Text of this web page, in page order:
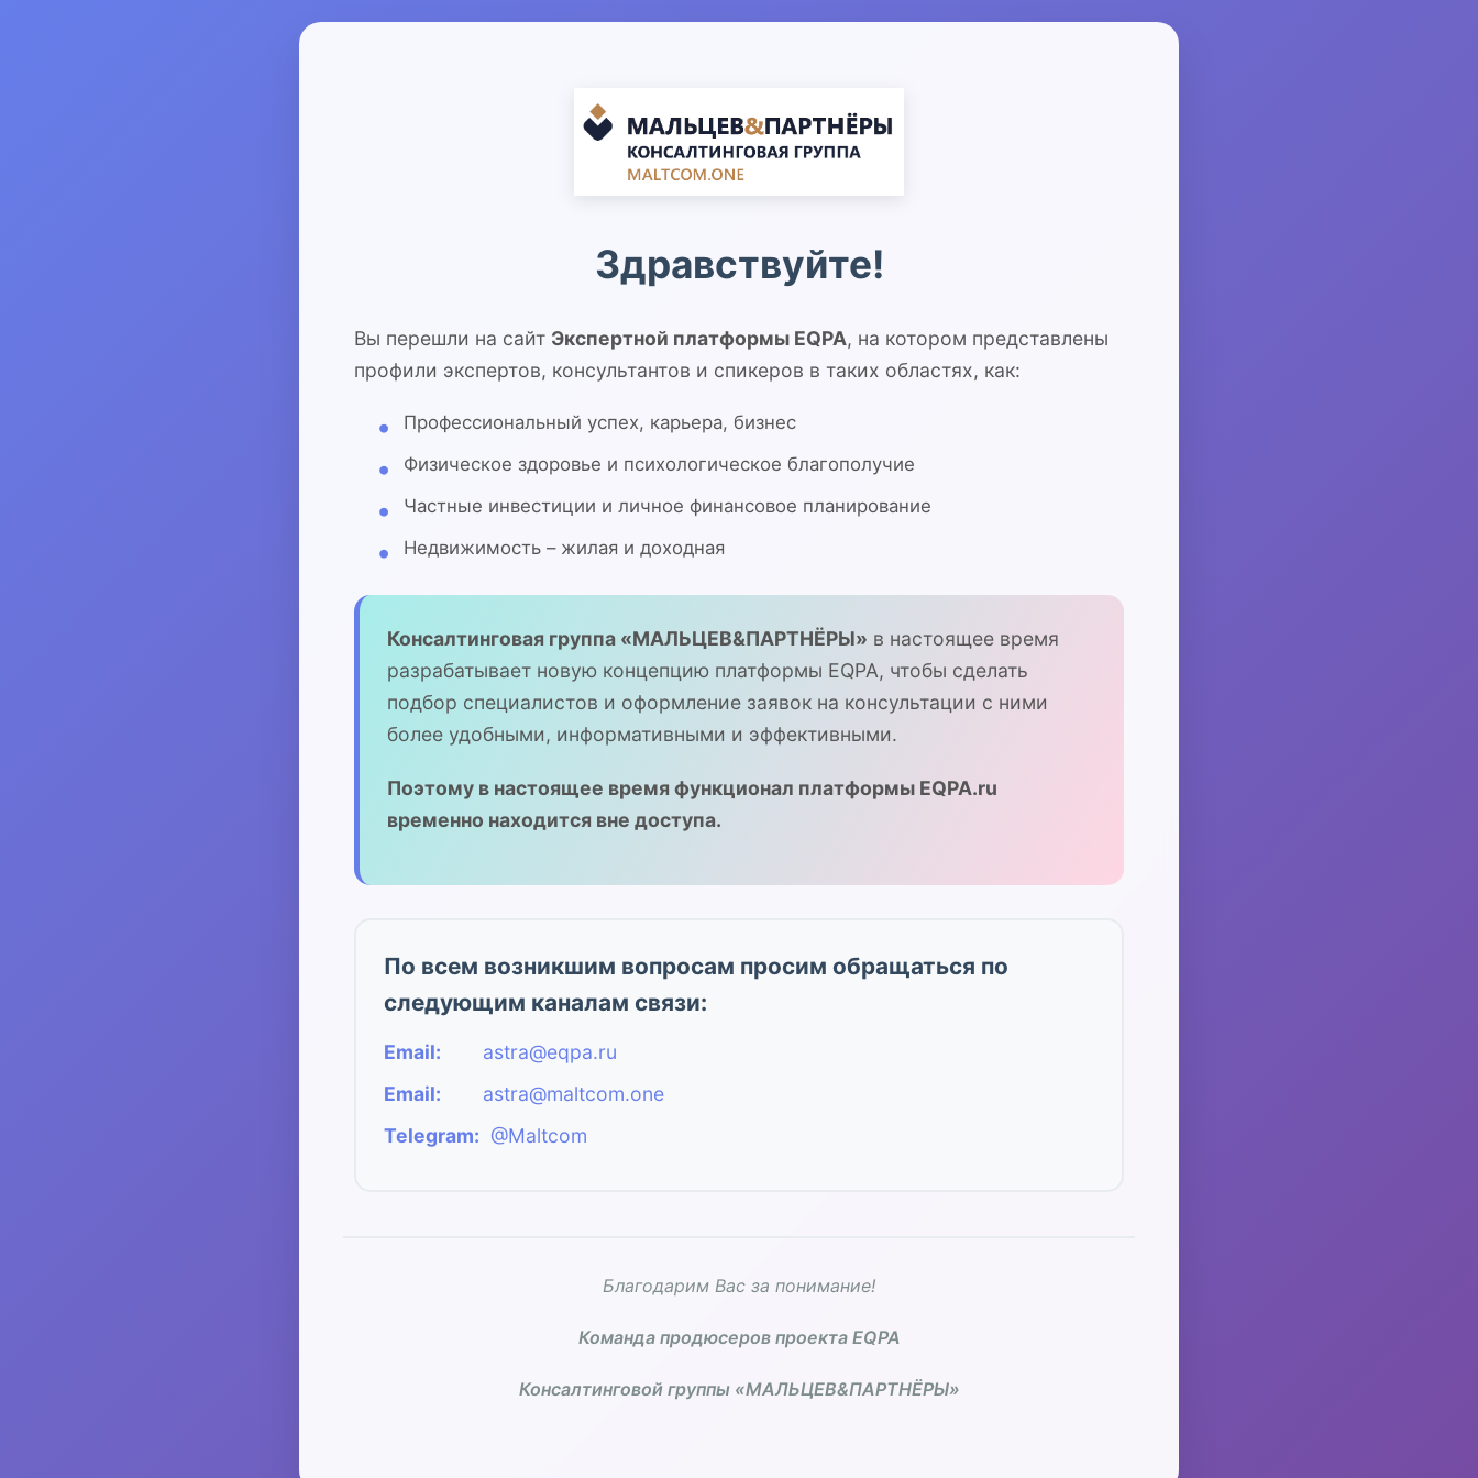
Здравствуйте!
Вы перешли на сайт Экспертной платформы EQPA, на котором представлены
профили экспертов, консультантов и спикеров в таких областях, как:
Профессиональный успех, карьера, бизнес
Физическое здоровье и психологическое благополучие
Частные инвестиции и личное финансовое планирование
Недвижимость – жилая и доходная
Консалтинговая группа «МАЛЬЦЕВ&ПАРТНЁРЫ» в настоящее время
разрабатывает новую концепцию платформы EQPA, чтобы сделать
подбор специалистов и оформление заявок на консультации с ними
более удобными, информативными и эффективными.
Поэтому в настоящее время функционал платформы EQPA.ru
временно находится вне доступа.
По всем возникшим вопросам просим обращаться по
следующим каналам связи:
Email:
astra@eqpa.ru
Email:
astra@maltcom.one
Telegram: @Maltcom
Благодарим Вас за понимание!
Команда продюсеров проекта EQPA
Консалтинговой группы «МАЛЬЦЕВ&ПАРТНЁРЫ»